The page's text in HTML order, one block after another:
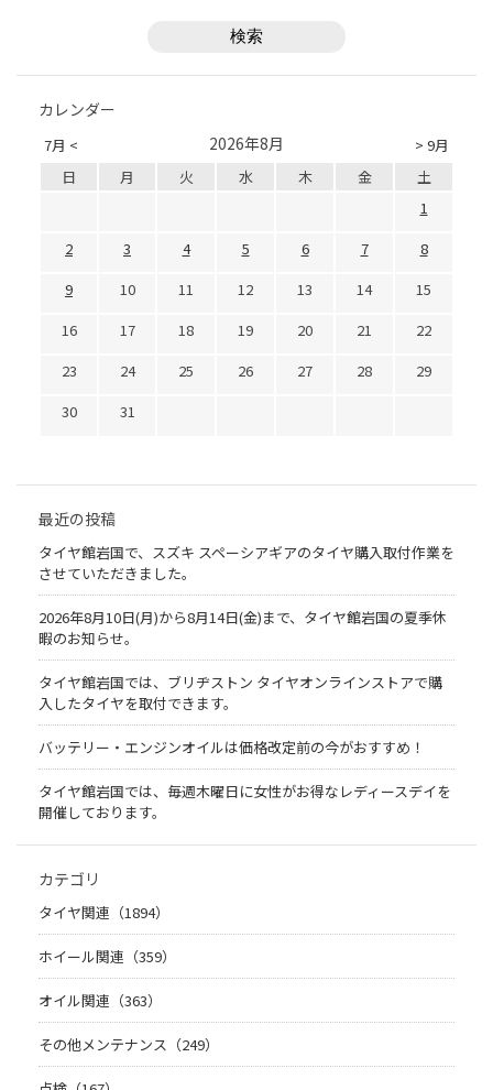
カレンダー
7月 < > 9月
2026年8月
日 月 火 水 木 金
土
1
2
3 4 5 6 7
8
9
10 11 12 13 14
15
16
17 18 19 20 21
22
23
24 25 26 27 28
29
30
31
最近の投稿
タイヤ館岩国で、スズキ スペーシアギアのタイヤ購入取付作業を
させていただきました。
2026年8月10日(月)から8月14日(金)まで、タイヤ館岩国の夏季休
暇のお知らせ。
タイヤ館岩国では、ブリヂストン タイヤオンラインストアで購
入したタイヤを取付できます。
バッテリー・エンジンオイルは価格改定前の今がおすすめ！
タイヤ館岩国では、毎週木曜日に女性がお得なレディースデイを
開催しております。
カテゴリ
タイヤ関連（1894）
ホイール関連（359）
オイル関連（363）
その他メンテナンス（249）